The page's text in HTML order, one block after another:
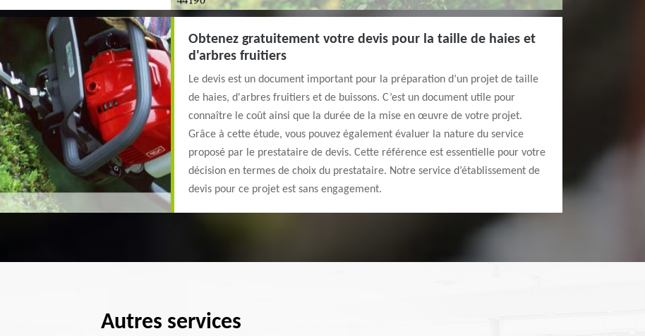
Obtenez gratuitement votre devis pour la taille de haies et
d'arbres fruitiers
Le devis est un document important pour la préparation d’un projet de taille
de haies, d'arbres fruitiers et de buissons. C’est un document utile pour
connaître le coût ainsi que la durée de la mise en œuvre de votre projet.
Grâce à cette étude, vous pouvez également évaluer la nature du service
proposé par le prestataire de devis. Cette référence est essentielle pour votre
décision en termes de choix du prestataire. Notre service d’établissement de
devis pour ce projet est sans engagement.
Autres services